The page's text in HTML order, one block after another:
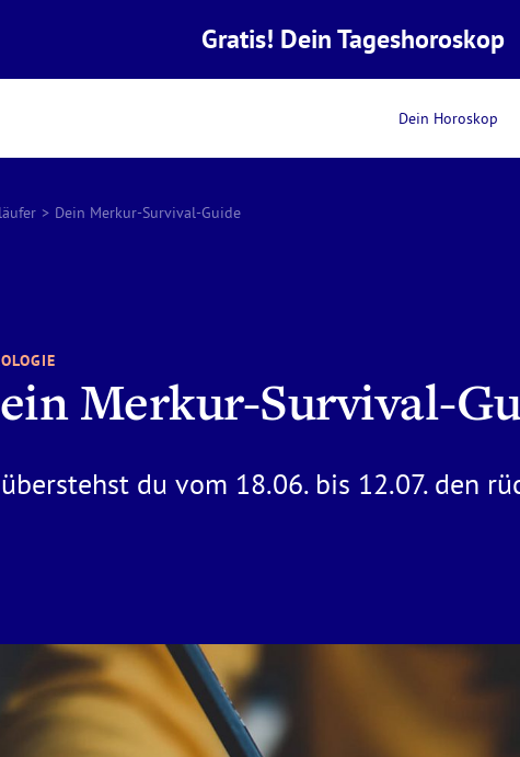
Dein Horoskop
Gratis! Dein Tageshoroskop
> Dein Merkur-Survival-Guide
Merkur-Survival-
du vom 18.06. bis 12.07. den